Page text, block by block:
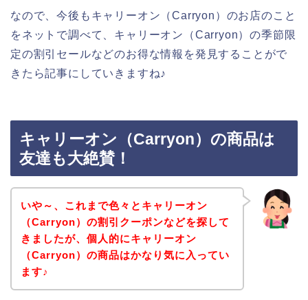
なので、今後もキャリーオン（Carryon）のお店のこと
をネットで調べて、キャリーオン（Carryon）の季節限
定の割引セールなどのお得な情報を発見することがで
きたら記事にしていきますね♪
キャリーオン（Carryon）の商品は
友達も大絶賛！
いや～、これまで色々とキャリーオン
（Carryon）の割引クーポンなどを探して
きましたが、個人的にキャリーオン
（Carryon）の商品はかなり気に入ってい
ます♪